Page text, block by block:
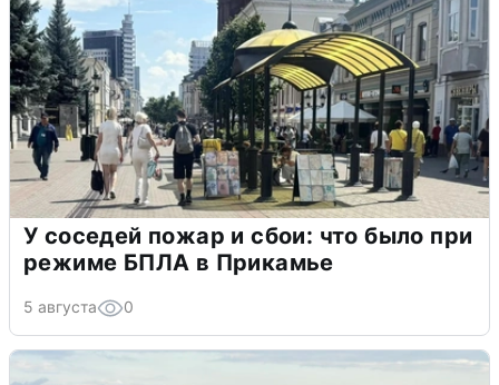
У соседей пожар и сбои: что было при
режиме БПЛА в Прикамье
5 августа 0